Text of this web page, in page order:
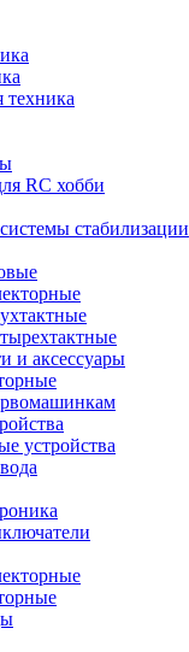
техника
RC хобби
стабилизации
и аксессуары
устройства